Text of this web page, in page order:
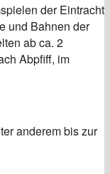
der Eintracht
und Bahnen der
ab ca. 2
Abpfiff, im
anderem bis zur